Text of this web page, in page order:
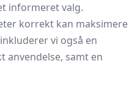
informeret valg.
korrekt kan maksimere
vi også en
anvendelse, samt en